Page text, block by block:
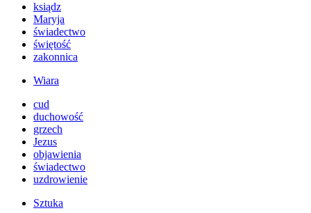
ksiądz
Maryja
świadectwo
świętość
zakonnica
Wiara
cud
duchowość
grzech
Jezus
objawienia
świadectwo
uzdrowienie
Sztuka